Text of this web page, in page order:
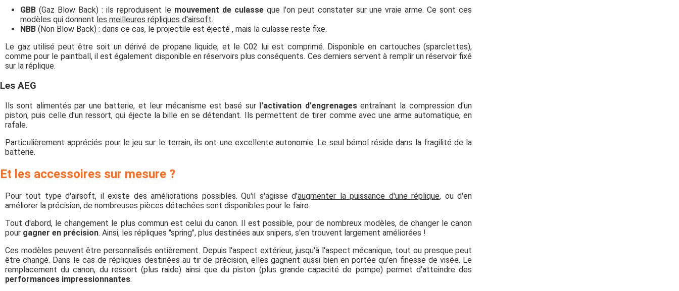
GBB (Gaz Blow Back) : ils reproduisent le mouvement de culasseque l'on peut constater sur une vraie arme. Ce sont ces
modèles qui donnent les meilleures répliques d'airsoft.
NBB (Non Blow Back) : dans ce cas, le projectile est éjecté , mais la culasse reste fixe.
Le gaz utilisé peut être soit un dérivé de propane liquide, et le C02 lui est comprimé. Disponible en cartouches (sparclettes),
comme pour le paintball, il est également disponible en réservoirs plus conséquents. Ces derniers servent à remplir un réservoir fixé
sur la réplique.
Les AEG
Ils sont alimentés par une batterie, et leur mécanisme est basé sur l'activation d'engrenagesentraînant la compression d'un
piston, puis celle d'un ressort, qui éjecte la bille en se détendant. Ils permettent de tirer comme avec une arme automatique, en
rafale.
Particulièrement appréciés pour le jeu sur le terrain, ils ont une excellente autonomie. Le seul bémol réside dans la fragilité de la
batterie.
Et les accessoires sur mesure ?
Pour tout type d'airsoft, il existe des améliorations possibles. Qu'il s'agisse d'augmenter la puissance d'une réplique, ou d'en
améliorer la précision, de nombreuses pièces détachées sont disponibles pour le faire.
Tout d'abord, le changement le plus commun est celui du canon. Il est possible, pour de nombreux modèles, de changer le canon
pour gagner en précision. Ainsi, les répliques "spring", plus destinées aux snipers, s'en trouvent largement améliorées !
Ces modèles peuvent être personnalisés entièrement. Depuis l'aspect extérieur, jusqu'à l'aspect mécanique, tout ou presque peut
être changé. Dans le cas de répliques destinées au tir de précision, elles gagnent aussi bien en portée qu'en finesse de visée. Le
remplacement du canon, du ressort (plus raide) ainsi que du piston (plus grande capacité de pompe) permet d'atteindre des
performances impressionnantes.